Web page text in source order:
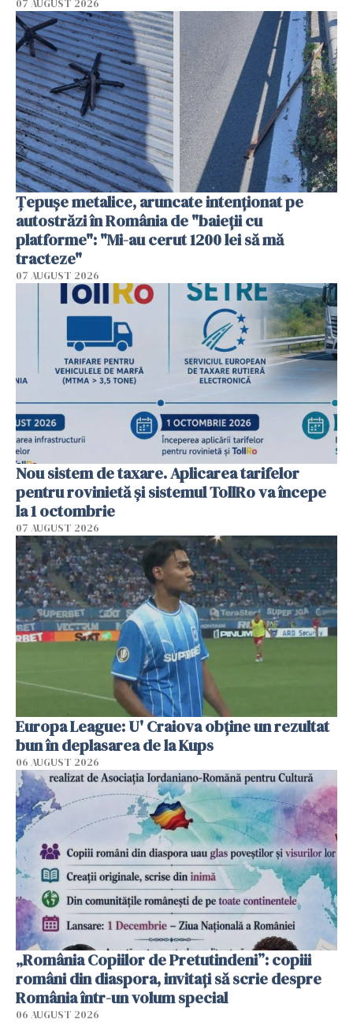
07 AUGUST 2026
Țepușe metalice, aruncate intenționat pe
autostrăzi în România de "baieții cu
platforme": "Mi-au cerut 1200 lei să mă
tracteze"
07 AUGUST 2026
Nou sistem de taxare. Aplicarea tarifelor
pentru rovinietă şi sistemul TollRo va începe
la 1 octombrie
07 AUGUST 2026
Europa League: U' Craiova obține un rezultat
bun în deplasarea de la Kups
06 AUGUST 2026
„România Copiilor de Pretutindeni”: copiii
români din diaspora, invitați să scrie despre
România într-un volum special
06 AUGUST 2026